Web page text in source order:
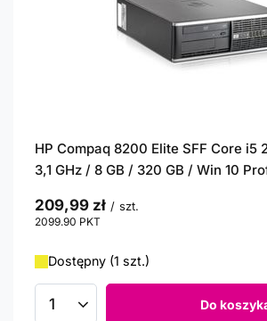
HP Compaq 8200 Elite SFF Core i5
3,1 GHz / 8 GB / 320 GB / Win 10
209,99 zł / szt.
2099.90 PKT
Dostępny (1 szt.)
Ilość produktów Do